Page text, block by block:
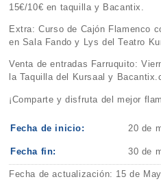
15€/10€ en taquilla y Bacantix.
Extra: Curso de Cajón Flamenco
en Sala Fando y Lys del Teatro
Venta de entradas Farruquito:
la Taquilla del Kursaal y
¡Comparte y disfruta del mejor
Fecha de inicio: 20 de
Fecha fin: 30 de
Fecha de actualización: 15 de